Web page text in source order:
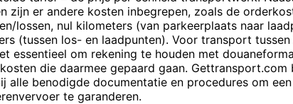
zijn er andere kosten inbegrepen, zoals de
lossen, nul kilometers (van parkeerplaats naar
(tussen los- en laadpunten). Voor transport
essentieel om rekening te houden met
die daarmee gepaard gaan. Gettransport.com
alle benodigde documentatie en procedures om
te garanderen.